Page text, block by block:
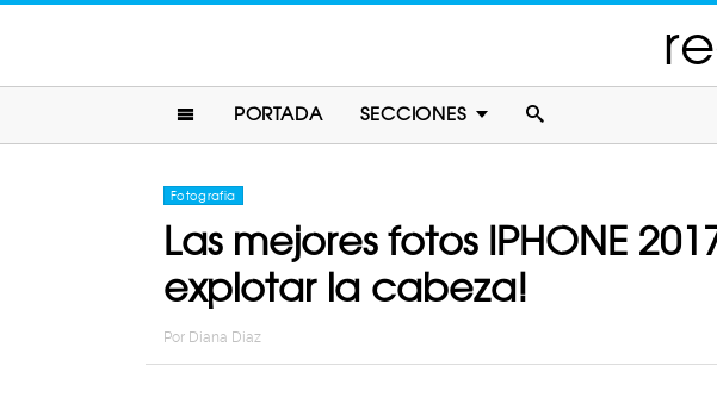
PORTADA SECCIONES
Fotografia
Las mejores fotos IPHONE
explotar la cabeza!
Por Diana Diaz